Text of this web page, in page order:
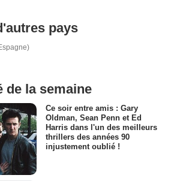
pays
de la semaine
Ce soir entre amis : Gary
Oldman, Sean Penn et Ed
Harris dans l'un des meilleurs
thrillers des années 90
injustement oublié !